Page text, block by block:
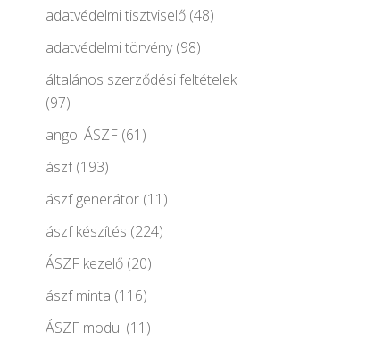
adatvédelmi tisztviselő(48)
adatvédelmi törvény(98)
általános szerződési feltételek
(97)
angol ÁSZF(61)
ászf(193)
ászf generátor(11)
ászf készítés (224)
ÁSZF kezelő(20)
ászf minta (116)
ÁSZF modul (11)